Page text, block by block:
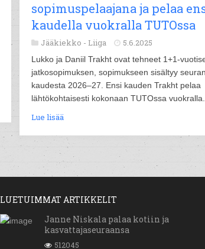
sopimuspelaajana ja pelaa
kaudella vuokralla TUTOssa
Jääkiekko - Liiga 5.6.2025
Lukko ja Daniil Trakht ovat tehneet 1+1-
jatkosopimuksen, sopimukseen sisältyy
kaudesta 2026–27. Ensi kauden Trakht pelaa
lähtökohtaisesti kokonaan TUTOssa vuokralla.
Lue lisää
LUETUIMMAT ARTIKKELIT
Janne Niskala palaa kotiin ja
kasvattajaseuraansa
512045